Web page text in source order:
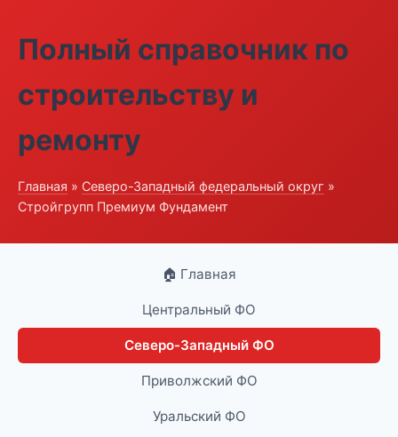
Полный справочник по
строительству и
ремонту
Главная » Северо-Западный федеральный округ »
Стройгрупп Премиум Фундамент
🏠 Главная
Центральный ФО
Северо-Западный ФО
Приволжский ФО
Уральский ФО